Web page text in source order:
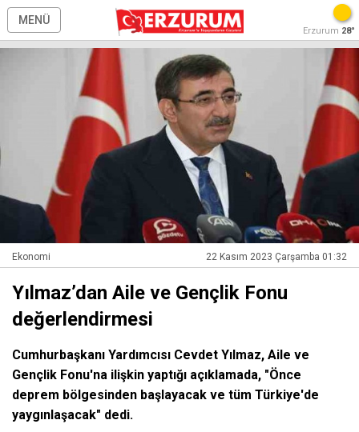
MENÜ
Erzurum 28°
Ekonomi 22 Kasım 2023 Çarşamba 01:32
Yılmaz’dan Aile ve Gençlik Fonu
değerlendirmesi
Cumhurbaşkanı Yardımcısı Cevdet Yılmaz, Aile ve
Gençlik Fonu'na ilişkin yaptığı açıklamada, "Önce
deprem bölgesinden başlayacak ve tüm Türkiye'de
yaygınlaşacak" dedi.